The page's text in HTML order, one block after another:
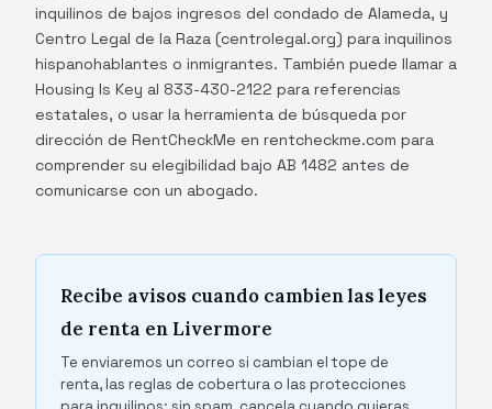
inquilinos de bajos ingresos del condado de Alameda, y
Centro Legal de la Raza (centrolegal.org) para inquilinos
hispanohablantes o inmigrantes. También puede llamar a
Housing Is Key al 833-430-2122 para referencias
estatales, o usar la herramienta de búsqueda por
dirección de RentCheckMe en rentcheckme.com para
comprender su elegibilidad bajo AB 1482 antes de
comunicarse con un abogado.
Recibe avisos cuando cambien las leyes
de renta en Livermore
Te enviaremos un correo si cambian el tope de
renta, las reglas de cobertura o las protecciones